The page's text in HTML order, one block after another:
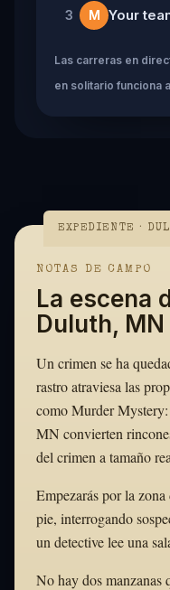
3 M Your
Las carreras en
en solitario funciona
EXPEDIENTE ·
NOTAS DE CAMPO
La escena
Duluth, MN
Un crimen se ha
rastro atraviesa las
como Murder
MN convierten
del crimen a tamaño
Empezarás por la
pie, interrogando
un detective lee una
No hay dos manzanas